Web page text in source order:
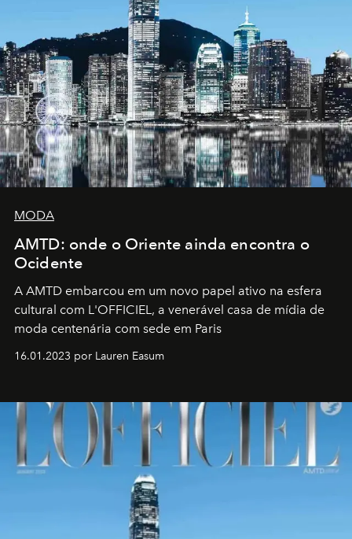
MODA
AMTD: onde o Oriente ainda encontra o
Ocidente
A AMTD embarcou em um novo papel ativo na esfera
cultural com L'OFFICIEL, a venerável casa de mídia de
moda centenária com sede em Paris
16.01.2023 por Lauren Easum